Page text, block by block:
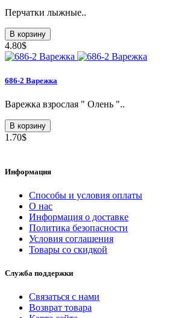
Перчатки лыжные..
В корзину
4.80$
686-2 Варежка
Варежка взрослая " Олень "..
В корзину
1.70$
Информация
Способы и условия оплаты
О нас
Информация о доставке
Политика безопасности
Условия соглашения
Товары со скидкой
Служба поддержки
Связаться с нами
Возврат товара